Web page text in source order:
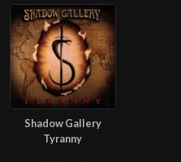
Shadow Gallery
Tyranny